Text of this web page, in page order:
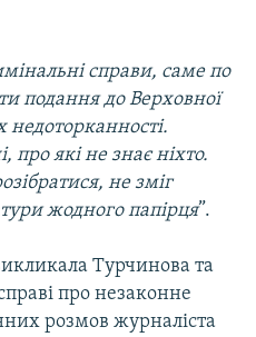
справи, саме по
подання до Верховної
недоторканності.
про які не знає ніхто.
не зміг
жодного папірця”.
Турчинова та
про незаконне
розмов журналіста